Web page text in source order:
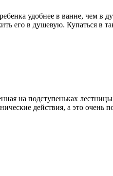
удобнее в ванне, чем в
его в душевую. Купаться в
на подступеньках
действия, а это очень